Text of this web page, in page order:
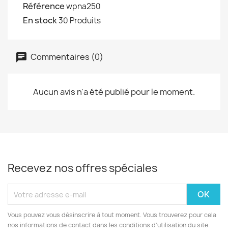
Référencewpna250
En stock30 Produits
Commentaires (0)
Aucun avis n'a été publié pour le moment.
Recevez nos offres spéciales
Vous pouvez vous désinscrire à tout moment. Vous trouverez pour cela
nos informations de contact dans les conditions d'utilisation du site.